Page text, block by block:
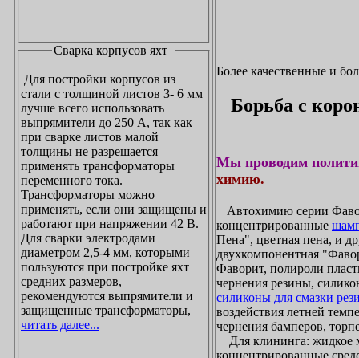
Сварка корпусов яхт
Для постройки корпусов из
стали с толщиной листов 3- 6 мм
лучше всего использовать
выпрямители до 250 А, так как
при сварке листов малой
толщины не разрешается
применять трансформаторы
переменного тока.
Трансформаторы можно
применять, если они защищены и
работают при напряжении 42 В.
Для сварки электродами
диаметром 2,5-4 мм, которыми
пользуются при постройке яхт
средних размеров,
рекомендуются выпрямители и
защищенные трансформаторы,
читать далее...
Более качественные и
Борьба с
Мы проводим
химию.
Автохимию серии
концентрированные
Пена", цветная пена, и
двухкомпонентная
Фаворит, полироли
чернения резины,
силиконы для смазки
воздействия летней
чернения бамперов,
Для клининга: жидкое
концентрированные